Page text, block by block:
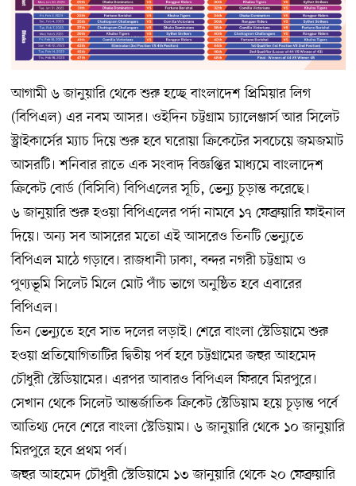
আগামী ৬ জানুয়ারি থেকে শুরু হচ্ছে বাংলাদেশ প্রিমিয়ার লিগ
(বিপিএল) এর নবম আসর। ওইদিন চট্টগ্রাম চ্যালেঞ্জার্স আর সিলেট
স্ট্রাইকার্সের ম্যাচ দিয়ে শুরু হবে ঘরোয়া ক্রিকেটের সবচেয়ে জমজমাট
আসরটি। শনিবার রাতে এক সংবাদ বিজ্ঞপ্তির মাধ্যমে বাংলাদেশ
ক্রিকেট বোর্ড (বিসিবি) বিপিএলের সূচি, ভেন্যু চূড়ান্ত করেছে।
৬ জানুয়ারি শুরু হওয়া বিপিএলের পর্দা নামবে ১৭ ফেব্রুয়ারি ফাইনাল
দিয়ে। অন্য সব আসরের মতো এই আসরেও তিনটি ভেন্যুতে
বিপিএল মাঠে গড়াবে। রাজধানী ঢাকা, বন্দর নগরী চট্টগ্রাম ও
পুণ্যভূমি সিলেট মিলে মোট পাঁচ ভাগে অনুষ্ঠিত হবে এবারের
বিপিএল।
তিন ভেন্যুতে হবে সাত দলের লড়াই। শেরে বাংলা স্টেডিয়ামে শুরু
হওয়া প্রতিযোগিতাটির দ্বিতীয় পর্ব হবে চট্টগ্রামের জহুর আহমেদ
চৌধুরী স্টেডিয়ামের। এরপর আবারও বিপিএল ফিরবে মিরপুরে।
সেখান থেকে সিলেট আন্তর্জাতিক ক্রিকেট স্টেডিয়াম হয়ে চূড়ান্ত পর্বে
আতিথ্য দেবে শেরে বাংলা স্টেডিয়াম। ৬ জানুয়ারি থেকে ১০ জানুয়ারি
মিরপুরে হবে প্রথম পর্ব।
জহুর আহমেদ চৌধুরী স্টেডিয়ামে ১৩ জানুয়ারি থেকে ২০ ফেব্রুয়ারি